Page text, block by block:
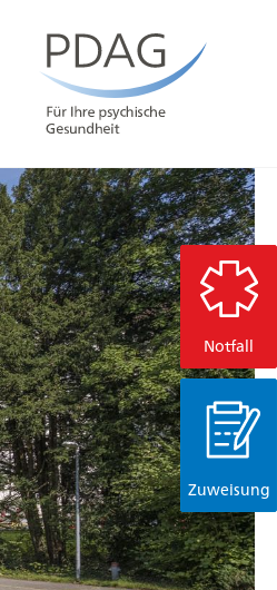
Notfall
Zuweisung